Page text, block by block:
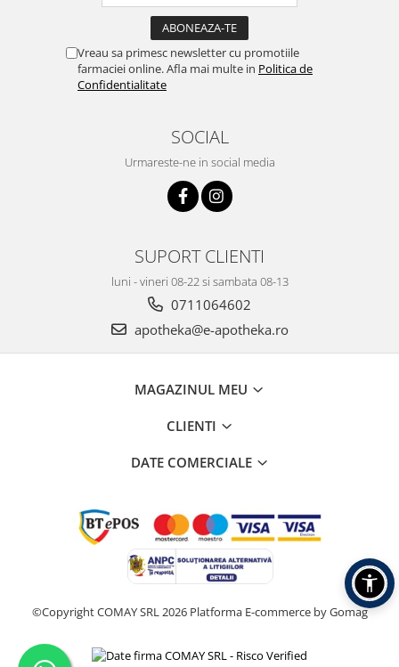
Vreau sa primesc newsletter cu promotiile
farmaciei online. Afla mai multe in Politica de
Confidentialitate
SOCIAL
Urmareste-ne in social media
SUPORT CLIENTI
luni - vineri 08-22 si sambata 08-13
0711064602
apotheka@e-apotheka.ro
MAGAZINUL MEU
CLIENTI
DATE COMERCIALE
©Copyright COMAY SRL 2026 Platforma E-commerce by Gomag